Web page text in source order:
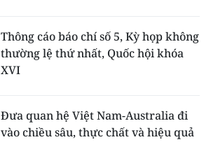
Thông cáo báo chí số 5, Kỳ họp không
thường lệ thứ nhất, Quốc hội khóa
XVI
Đưa quan hệ Việt Nam-Australia đi
vào chiều sâu, thực chất và hiệu quả